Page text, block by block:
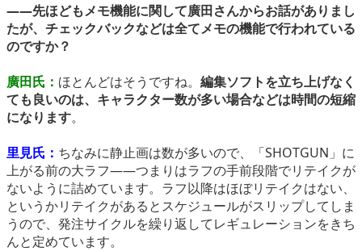
――先ほどもメモ機能に関して廣田さんからお話がありまし
たが、チェックバックなどは全てメモの機能で行われている
のですか？
廣田氏： ほとんどはそうですね。 編集ソフトを立ち上げなく
ても良いのは、キャラクター数が多い場合などは時間の短縮
になります。
里見氏： ちなみに静止画は数が多いので、「SHOTGUN」に
上がる前の大ラフ――つまりはラフの手前段階でリテイクが
ないように詰めています。ラフ以降はほぼリテイクはない、
というかリテイクがあるとスケジュールがスリップしてしま
うので、発注サイクルを繰り返してレギュレーションをきち
んと定めています。